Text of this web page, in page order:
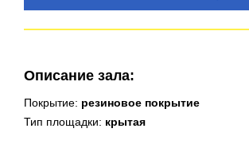
Описание зала:
Покрытие: резиновое покрытие
Тип площадки: крытая